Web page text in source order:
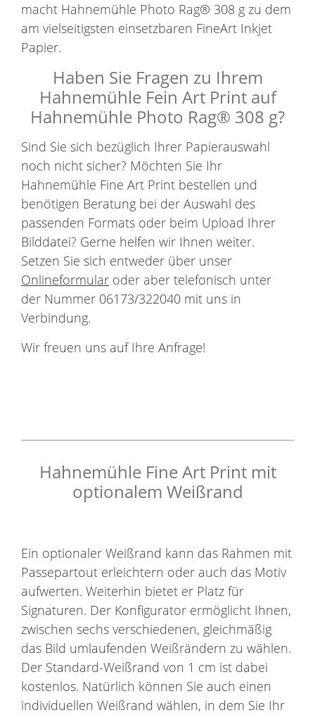
macht Hahnemühle Photo Rag® 308 g zu dem
am vielseitigsten einsetzbaren FineArt Inkjet
Papier.
Haben Sie Fragen zu Ihrem
Hahnemühle Fein Art Print auf
Hahnemühle Photo Rag® 308 g?
Sind Sie sich bezüglich Ihrer Papierauswahl
noch nicht sicher? Möchten Sie Ihr
Hahnemühle Fine Art Print bestellen und
benötigen Beratung bei der Auswahl des
passenden Formats oder beim Upload Ihrer
Bilddatei? Gerne helfen wir Ihnen weiter.
Setzen Sie sich entweder über unser
Onlineformular oder aber telefonisch unter
der Nummer 06173/322040 mit uns in
Verbindung.
Wir freuen uns auf Ihre Anfrage!
Hahnemühle Fine Art Print mit
optionalem Weißrand
Ein optionaler Weißrand kann das Rahmen mit
Passepartout erleichtern oder auch das Motiv
aufwerten. Weiterhin bietet er Platz für
Signaturen. Der Konfigurator ermöglicht Ihnen,
zwischen sechs verschiedenen, gleichmäßig
das Bild umlaufenden Weißrändern zu wählen.
Der Standard-Weißrand von 1 cm ist dabei
kostenlos. Natürlich können Sie auch einen
individuellen Weißrand wählen, in dem Sie Ihr